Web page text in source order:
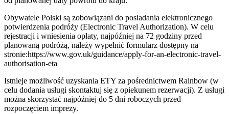
​Obywatele Polski są zobowiązani do posiadania elektronicznego
potwierdzenia podróży (Electronic Travel Authorization). W celu
rejestracji i wniesienia opłaty, najpóźniej na 72 godziny przed
planowaną podróżą, należy wypełnić formularz dostępny na
stronie:https://www.gov.uk/guidance/apply-for-an-electronic-travel-
authorisation-eta
Istnieje możliwość uzyskania ETY za pośrednictwem Rainbow (w
celu dodania usługi skontaktuj się z opiekunem rezerwacji). Z usługi
można skorzystać najpóźniej do 5 dni roboczych przed
rozpoczęciem imprezy.